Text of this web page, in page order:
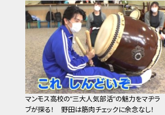
マンモス高校の“三大人気部活”の魅力をマヂラ
ブが探る！ 野田は筋肉チェックに余念なし！